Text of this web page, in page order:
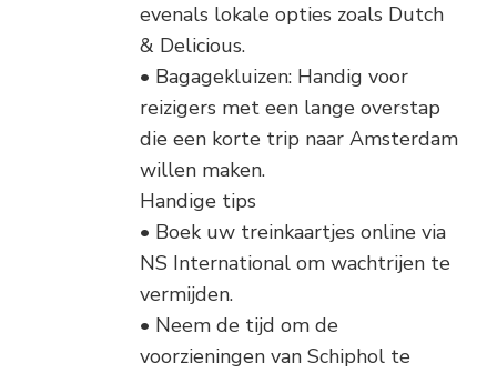
evenals lokale opties zoals Dutch
& Delicious.
• Bagagekluizen: Handig voor
reizigers met een lange overstap
die een korte trip naar Amsterdam
willen maken.
Handige tips
• Boek uw treinkaartjes online via
NS International om wachtrijen te
vermijden.
• Neem de tijd om de
voorzieningen van Schiphol te